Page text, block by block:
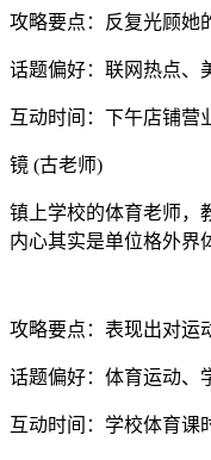
攻略要点：反复光顾她
话题偏好：联网热点、
互动时间：下午店铺营
镜 (古老师)
镇上学校的体育老师，
内心其实是单位格外界
攻略要点：表现出对运
话题偏好：体育运动、
互动时间：学校体育课